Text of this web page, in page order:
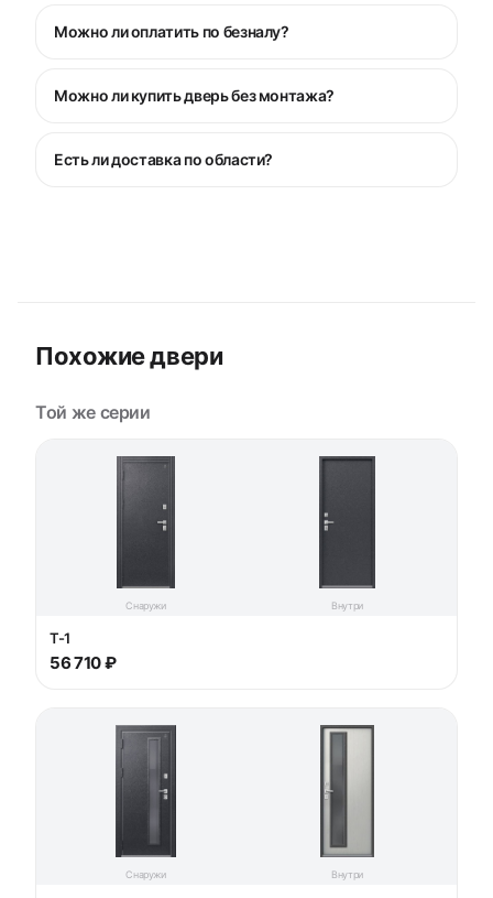
Можно ли оплатить по безналу?
Можно ли купить дверь без монтажа?
Есть ли доставка по области?
Похожие двери
Той же серии
Снаружи Внутри
T-1
56 710 ₽
Снаружи Внутри